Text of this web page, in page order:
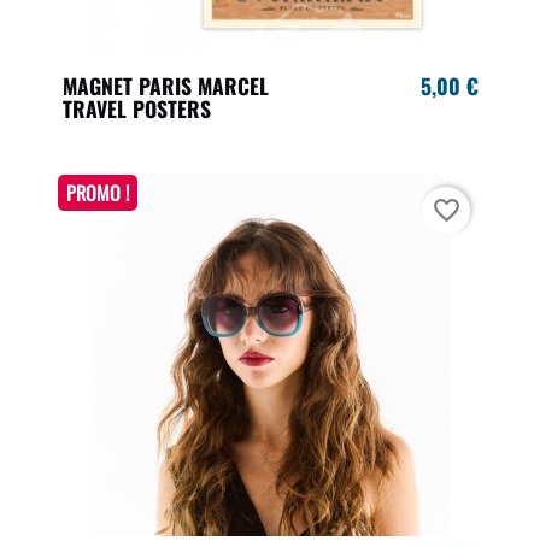
MAGNET PARIS MARCEL
TRAVEL POSTERS
5,00 €
PROMO !
favorite_border